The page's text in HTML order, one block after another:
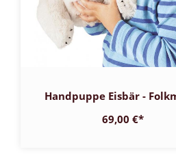
Handpuppe Eisbär -
69,00 €*